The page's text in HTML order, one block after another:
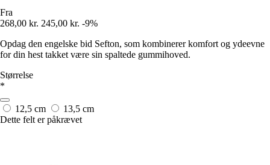
Fra
268,00 kr. 245,00 kr. -9%
Opdag den engelske bid Sefton, som kombinerer komfort og ydeevne
for din hest takket være sin spaltede gummihoved.
Størrelse
*
12,5 cm
13,5 cm
Dette felt er påkrævet